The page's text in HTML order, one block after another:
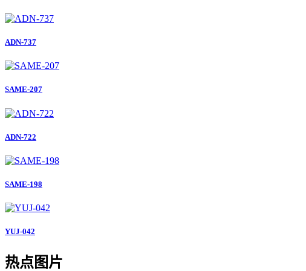
ADN-737
SAME-207
ADN-722
SAME-198
YUJ-042
热点图片